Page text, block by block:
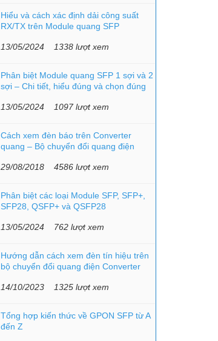
Hiểu và cách xác định dải công suất
RX/TX trên Module quang SFP
13/05/2024 1338 lượt xem
Phân biệt Module quang SFP 1 sợi và 2
sợi – Chi tiết, hiểu đúng và chọn đúng
13/05/2024 1097 lượt xem
Cách xem đèn báo trên Converter
quang – Bộ chuyển đổi quang điện
29/08/2018 4586 lượt xem
Phân biệt các loại Module SFP, SFP+,
SFP28, QSFP+ và QSFP28
13/05/2024 762 lượt xem
Hướng dẫn cách xem đèn tín hiệu trên
bộ chuyển đổi quang điện Converter
14/10/2023
1325 lượt xem
Tổng hợp kiến thức về GPON SFP từ A
đến Z